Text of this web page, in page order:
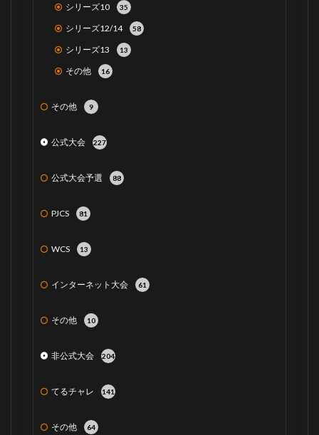
シリーズ10 35
シリーズ12/14 58
シリーズ13 13
その他 16
その他 9
公式大会 227
公式大会予選 88
PJCS 81
WCS 13
インターネット大会 61
その他 10
非公式大会 204
てるチャレ 141
その他 64